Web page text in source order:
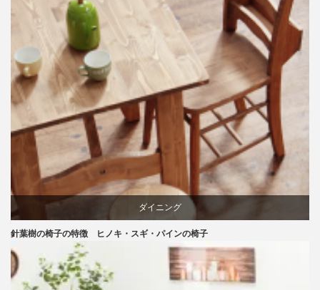
旭川
ダイニング
パイン
針葉樹の椅子の特徴 ヒノキ・スギ・パインの椅子